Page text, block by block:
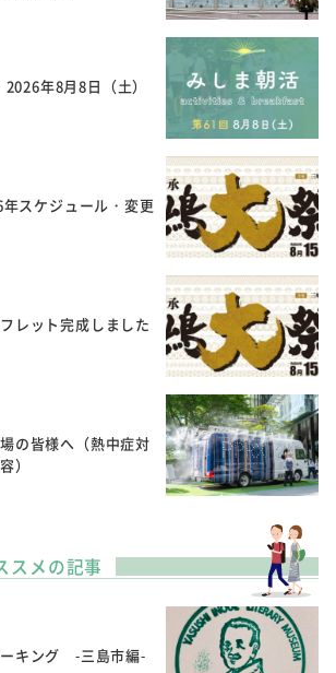
年8月8日（土）
スケジュール・変更
レット完成しました
の皆様へ（熱中症対
）
スメの記事
キング -三島市編-